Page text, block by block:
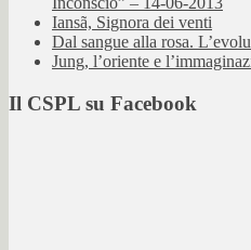
Iansã, Signora dei venti
Dal sangue alla rosa.
Jung, l’oriente e
Il CSPL su Facebook